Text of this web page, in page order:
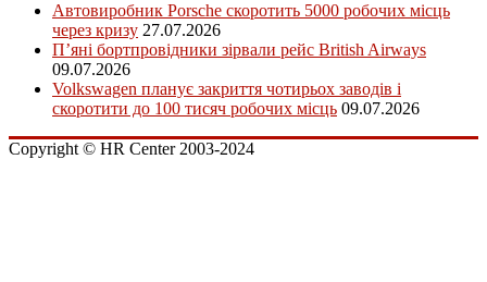
Автовиробник Porsche скоротить 5000 робочих місць
через кризу 27.07.2026
П’яні бортпровідники зірвали рейс British Airways
09.07.2026
Volkswagen планує закриття чотирьох заводів і
скоротити до 100 тисяч робочих місць 09.07.2026
Copyright © HR Center 2003-2024